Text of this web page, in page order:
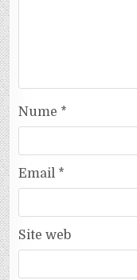
Nume *
Email *
Site web